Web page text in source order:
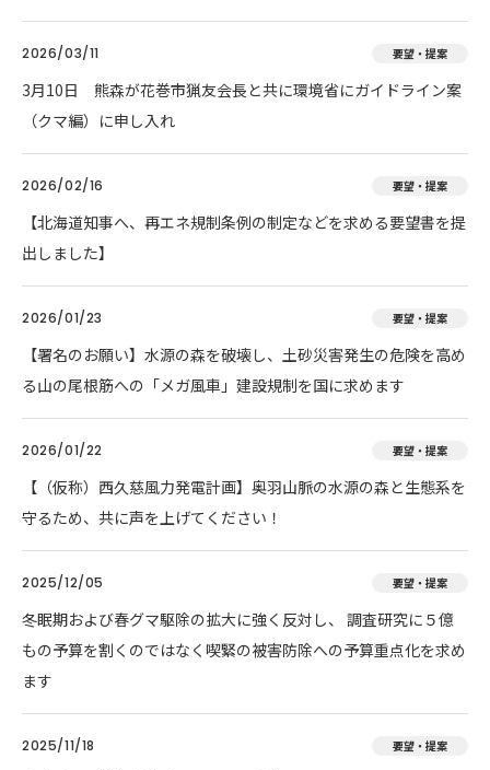
2026/03/11 要望・提案
3月10日 熊森が花巻市猟友会長と共に環境省にガイドライン案
（クマ編）に申し入れ
2026/02/16 要望・提案
【北海道知事へ、再エネ規制条例の制定などを求める要望書を提
出しました】
2026/01/23 要望・提案
【署名のお願い】水源の森を破壊し、土砂災害発生の危険を高め
る山の尾根筋への「メガ風車」建設規制を国に求めます
2026/01/22 要望・提案
【（仮称）西久慈風力発電計画】奥羽山脈の水源の森と生態系を
守るため、共に声を上げてください！
2025/12/05 要望・提案
冬眠期および春グマ駆除の拡大に強く反対し、 調査研究に５億
もの予算を割くのではなく喫緊の被害防除への予算重点化を求め
ます
2025/11/18 要望・提案